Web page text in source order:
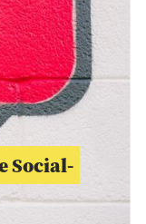
Social-